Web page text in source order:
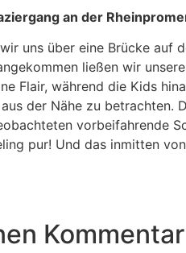
an der
uns über eine Brücke auf
ließen wir
Flair, während die Kids
der Nähe zu betrachten.
vorbeifahrende
pur! Und das inmitten
Kommentar